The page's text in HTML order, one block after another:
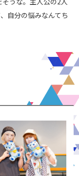
自分の悩みなんてち